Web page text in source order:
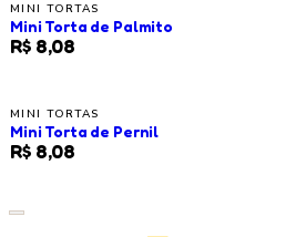
MINI TORTAS
Mini Torta de Palmito
R$ 8,08
MINI TORTAS
Mini Torta de Pernil
R$ 8,08